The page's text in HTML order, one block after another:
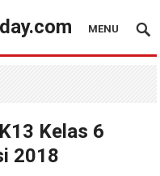
MENU
Kelas 6
2018